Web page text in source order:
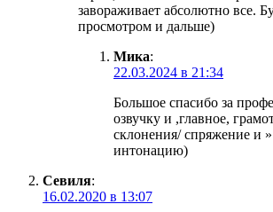
завораживает абсолютно все.
просмотром и дальше)
Мика:
22.03.2024 в 21:34
Большое спасибо за
озвучку и ,главное,
склонения/ спряжение и
интонацию)
Севиля:
16.02.2020 в 13:07